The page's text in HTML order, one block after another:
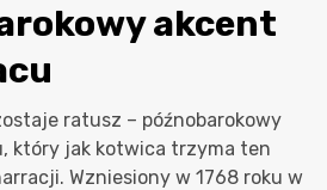
akcent
ratusz – późnobarokowy
który jak kotwica trzyma ten
Wzniesiony w 1768 roku w